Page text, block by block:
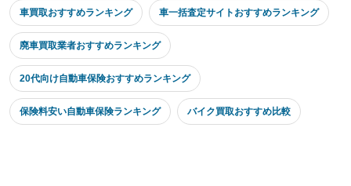
車買取おすすめランキング 車一括査定サイトおすすめランキング
廃車買取業者おすすめランキング
20代向け自動車保険おすすめランキング
保険料安い自動車保険ランキング バイク買取おすすめ比較